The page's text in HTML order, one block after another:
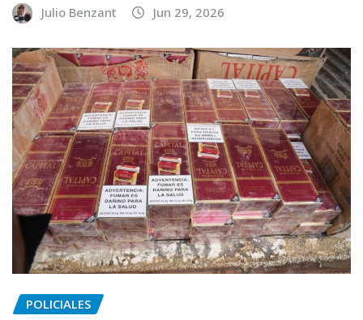
Julio Benzant Jun 29, 2026
POLICIALES